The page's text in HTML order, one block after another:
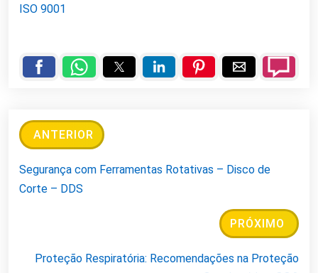
ISO 9001
ANTERIOR
Segurança com Ferramentas Rotativas – Disco de
Corte – DDS
PRÓXIMO
Proteção Respiratória: Recomendações na Proteção